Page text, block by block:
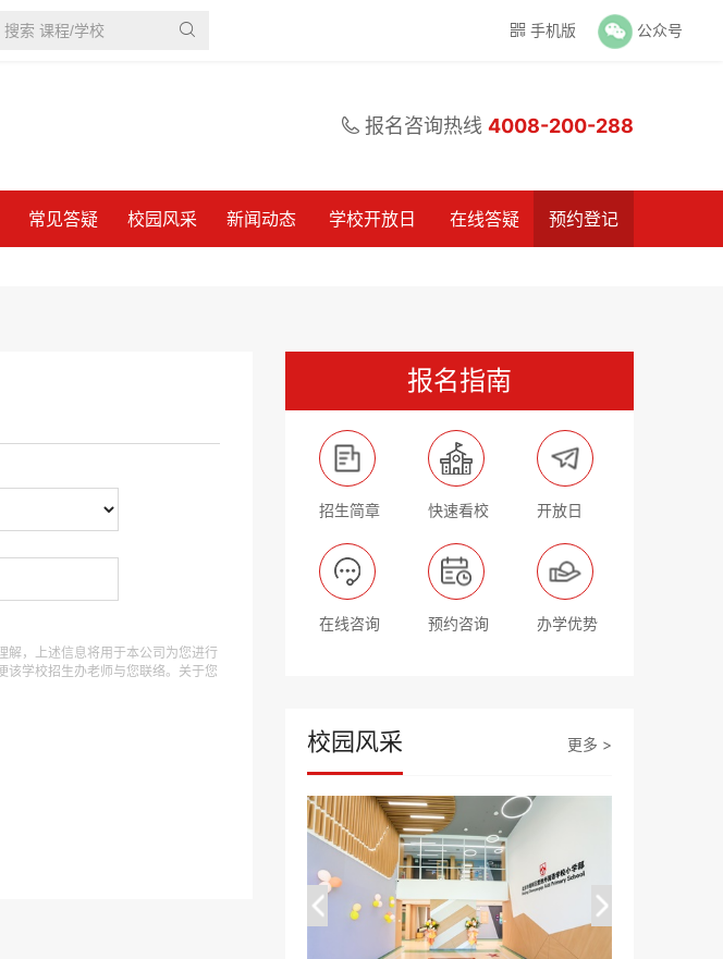
  手机版 公众号
 报名咨询热线 4008-200-288
常见答疑 校园风采 新闻动态 学校开放日 在线答疑 预约登记
解，上述信息将用于本公司为您进行
该学校招生办老师与您联络。关于您
报名指南
招生简章 快速看校 开放日
在线咨询 预约咨询 办学优势
校园风采 更多 >